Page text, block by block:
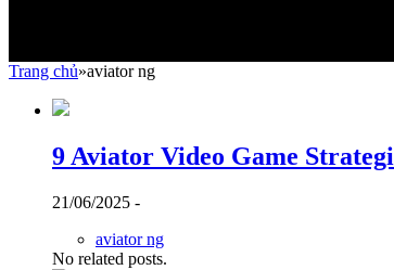
Trang chủ»aviator ng
9 Aviator Video Game
21/06/2025 -
aviator ng
No related posts.